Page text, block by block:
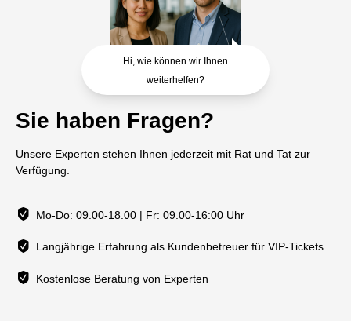
Hi, wie können wir Ihnen
weiterhelfen?
Sie haben Fragen?
Unsere Experten stehen Ihnen jederzeit mit Rat und Tat zur
Verfügung.
Mo-Do: 09.00-18.00 | Fr: 09.00-16:00 Uhr
Langjährige Erfahrung als Kundenbetreuer für VIP-Tickets
Kostenlose Beratung von Experten